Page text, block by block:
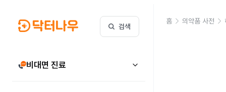
검색
비대면 진료
홈 의약품 사전